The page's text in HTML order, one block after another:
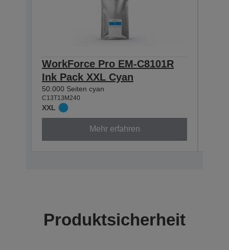
WorkForce Pro EM-C8101R
Ink Pack XXL Cyan
50.000 Seiten cyan
C13T13M240
XXL
Mehr erfahren
Produktsicherheit